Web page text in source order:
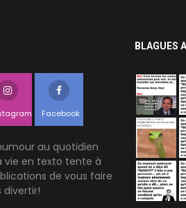
Facebook
au quotidien
vie en texto tente à
de vous faire
divertir!
BLAGUES